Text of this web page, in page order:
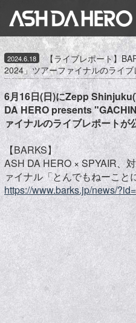
2024.6.18
【ライブレポート】
2024」ツアーファイナルのライブ
6月16日(日)にZepp
DA HERO presents
ァイナルのライブレポートが
【BARKS】
ASH DA HERO × SPYAIR、
ァイナル「とんでもねーこと
https://www.barks.jp/news/